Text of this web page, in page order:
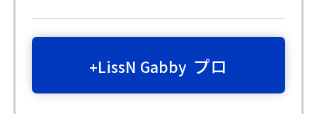
+LissN Gabby プロ